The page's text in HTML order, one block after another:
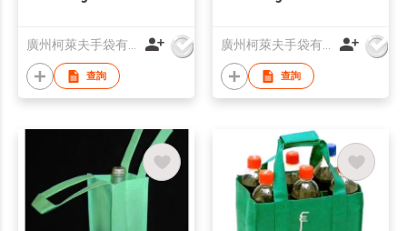
廣州柯萊夫手袋有限公司
查詢
廣州柯萊夫手袋有限公司
查詢